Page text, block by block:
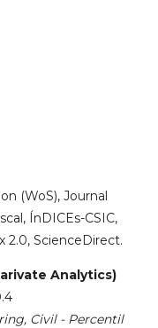
(WoS), Journal
ÍnDICEs-CSIC,
2.0, ScienceDirect.
Analytics)
Civil - Percentil